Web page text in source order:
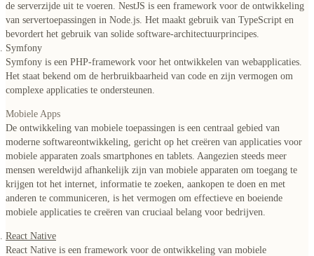
de serverzijde uit te voeren. NestJS is een framework voor de ontwikkeling
van servertoepassingen in Node.js. Het maakt gebruik van TypeScript en
bevordert het gebruik van solide software-architectuurprincipes.
Symfony
Symfony is een PHP-framework voor het ontwikkelen van webapplicaties.
Het staat bekend om de herbruikbaarheid van code en zijn vermogen om
complexe applicaties te ondersteunen.
Mobiele Apps
De ontwikkeling van mobiele toepassingen is een centraal gebied van
moderne softwareontwikkeling, gericht op het creëren van applicaties voor
mobiele apparaten zoals smartphones en tablets. Aangezien steeds meer
mensen wereldwijd afhankelijk zijn van mobiele apparaten om toegang te
krijgen tot het internet, informatie te zoeken, aankopen te doen en met
anderen te communiceren, is het vermogen om effectieve en boeiende
mobiele applicaties te creëren van cruciaal belang voor bedrijven.
React Native
React Native is een framework voor de ontwikkeling van mobiele